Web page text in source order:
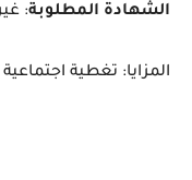
الشهادة المطلوبة:
المزايا: تغطية